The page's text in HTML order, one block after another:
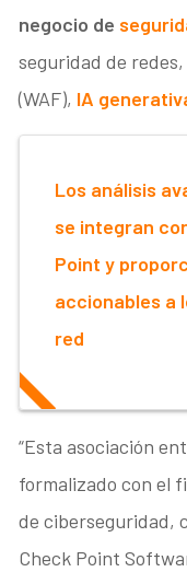
negocio de
seguridad de
(WAF), IA
Los análisis
se integran
Point y
accionables a
red
“Esta asociación
formalizado con el
de ciberseguridad,
Check Point